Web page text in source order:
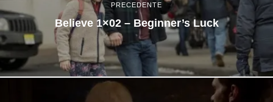
PRECEDENTE
Believe 1×02 – Beginner’s Luck